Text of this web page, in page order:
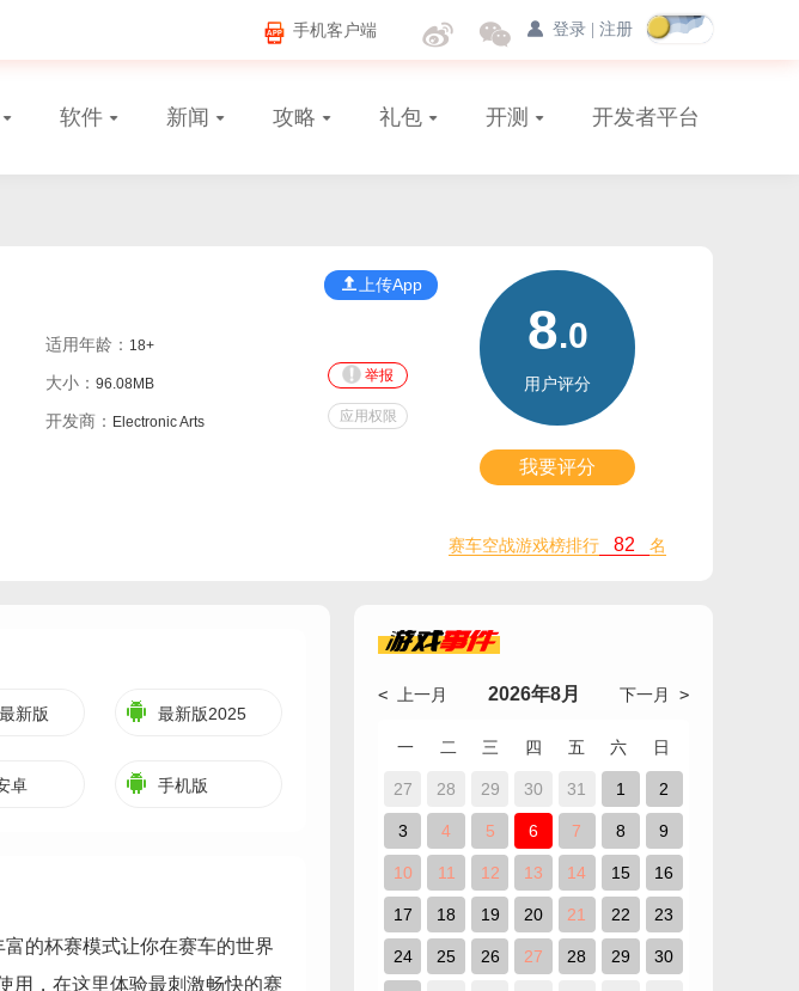
登录 注册
手机客户端
软件 新闻 攻略 礼包 开测 开发者平台
适用年龄： 18+
大小： 96.08MB
开发商： Electronic Arts
上传App
举报
应用权限
8.0
用户评分
我要评分
赛车空战游戏榜排行 82 名
新版 最新版2025
卓 手机版
的杯赛模式让你在赛车的世界
用，在这里体验最刺激畅快的赛
游戏事件
< 上一月 2026年8月 下一月 >
一 二 三 四 五 六 日
27 28 29 30 31 1 2
3 4 5 6 7 8 9
10 11 12 13 14 15 16
17 18 19 20 21 22 23
24 25 26 27 28 29 30